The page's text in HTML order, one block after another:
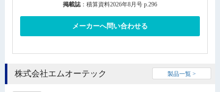
掲載誌 ：積算資料2026年8月号 p.296
メーカーへ問い合わせる
株式会社エムオーテック 製品一覧 >